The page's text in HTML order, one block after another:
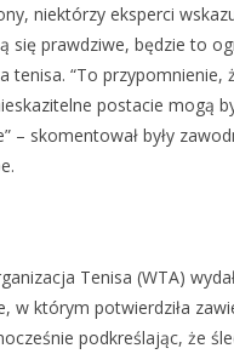
niektórzy eksperci
się prawdziwe, będzie to
tenisa. “To przypomnienie,
postacie mogą
– skomentował były
Tenisa (WTA)
w którym potwierdziła
podkreślając, że